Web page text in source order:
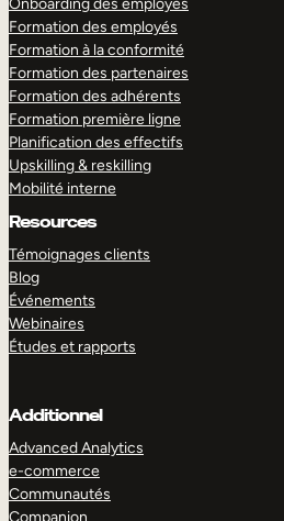
Onboarding des employés
Formation des employés
Formation à la conformité
Formation des partenaires
Formation des adhérents
Formation première ligne
Planification des effectifs
Upskilling & reskilling
Mobilité interne
Resources
Témoignages clients
Blog
Événements
Webinaires
Études et rapports
Additionnel
Advanced Analytics
e-commerce
Communautés